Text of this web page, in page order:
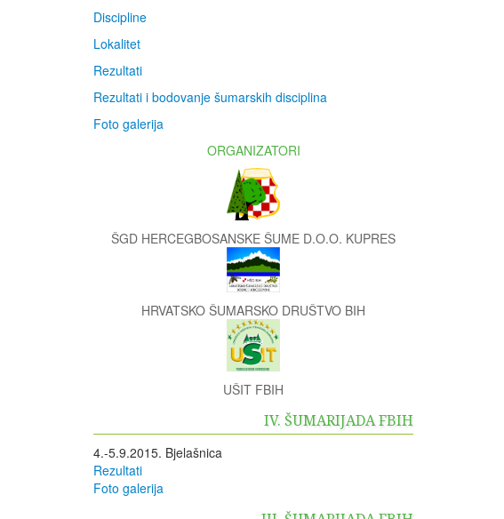
Discipline
Lokalitet
Rezultati
Rezultati i bodovanje šumarskih disciplina
Foto galerija
ORGANIZATORI
ŠGD HERCEGBOSANSKE ŠUME D.O.O. KUPRES
HRVATSKO ŠUMARSKO DRUŠTVO BIH
UŠIT FBIH
IV. ŠUMARIJADA FBIH
4.-5.9.2015. Bjelašnica
Rezultati
Foto galerija